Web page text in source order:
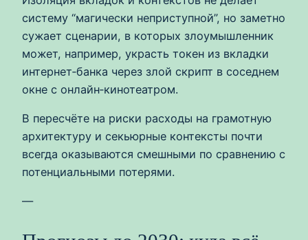
систему “магически неприступной”, но заметно
сужает сценарии, в которых злоумышленник
может, например, украсть токен из вкладки
интернет‑банка через злой скрипт в соседнем
окне с онлайн‑кинотеатром.
В пересчёте на риски расходы на грамотную
архитектуру и секьюрные контексты почти
всегда оказываются смешными по сравнению с
потенциальными потерями.
—